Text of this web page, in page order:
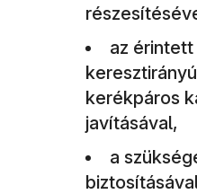
az
kerékpáros
javításával,
a